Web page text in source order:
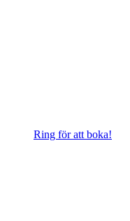
Ring för att boka!